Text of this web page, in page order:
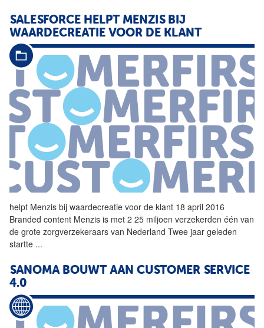
SALESFORCE HELPT MENZIS BIJ
WAARDECREATIE VOOR DE KLANT
helpt Menzis bij waardecreatie voor de klant 18 april 2016
Branded content Menzis is met 2 25 miljoen verzekerden één van
de grote zorgverzekeraars van Nederland Twee jaar geleden
startte ...
SANOMA BOUWT AAN CUSTOMER SERVICE
4.0